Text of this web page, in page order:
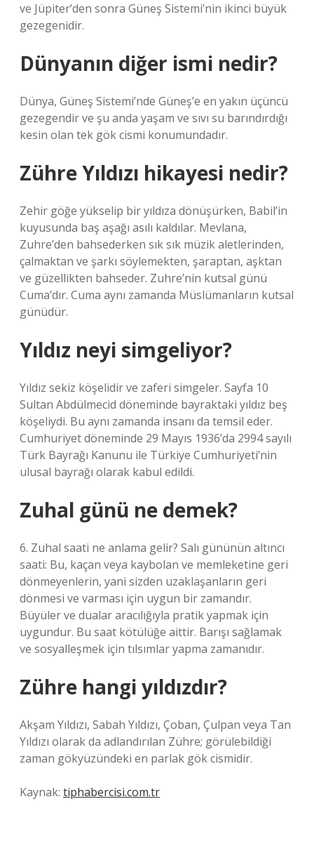
ve Jüpiter’den sonra Güneş Sistemi’nin ikinci büyük
gezegenidir.
Dünyanın diğer ismi nedir?
Dünya, Güneş Sistemi’nde Güneş’e en yakın üçüncü
gezegendir ve şu anda yaşam ve sıvı su barındırdığı
kesin olan tek gök cismi konumundadır.
Zühre Yıldızı hikayesi nedir?
Zehir göğe yükselip bir yıldıza dönüşürken, Babil’in
kuyusunda baş aşağı asılı kaldılar. Mevlana,
Zuhre’den bahsederken sık sık müzik aletlerinden,
çalmaktan ve şarkı söylemekten, şaraptan, aşktan
ve güzellikten bahseder. Zuhre’nin kutsal günü
Cuma’dır. Cuma aynı zamanda Müslümanların kutsal
günüdür.
Yıldız neyi simgeliyor?
Yıldız sekiz köşelidir ve zaferi simgeler. Sayfa 10
Sultan Abdülmecid döneminde bayraktaki yıldız beş
köşeliydi. Bu aynı zamanda insanı da temsil eder.
Cumhuriyet döneminde 29 Mayıs 1936’da 2994 sayılı
Türk Bayrağı Kanunu ile Türkiye Cumhuriyeti’nin
ulusal bayrağı olarak kabul edildi.
Zuhal günü ne demek?
6. Zuhal saati ne anlama gelir? Salı gününün altıncı
saati: Bu, kaçan veya kaybolan ve memleketine geri
dönmeyenlerin, yani sizden uzaklaşanların geri
dönmesi ve varması için uygun bir zamandır.
Büyüler ve dualar aracılığıyla pratik yapmak için
uygundur. Bu saat kötülüğe aittir. Barışı sağlamak
ve sosyalleşmek için tılsımlar yapma zamanıdır.
Zühre hangi yıldızdır?
Akşam Yıldızı, Sabah Yıldızı, Çoban, Çulpan veya Tan
Yıldızı olarak da adlandırılan Zühre; görülebildiği
zaman gökyüzündeki en parlak gök cismidir.
Kaynak: tiphabercisi.com.tr